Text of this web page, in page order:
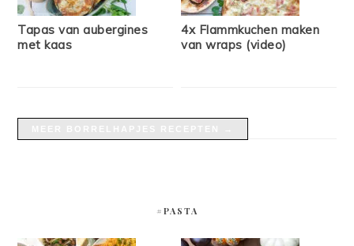
Tapas van aubergines
met kaas
4x Flammkuchen maken
van wraps (video)
#PASTA